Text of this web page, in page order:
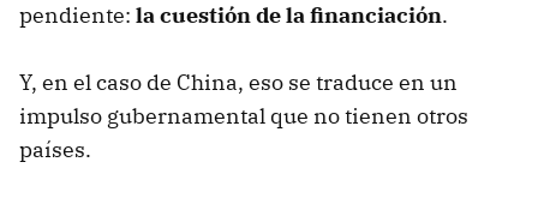
pendiente: la cuestión de la financiación.
Y, en el caso de China, eso se traduce en un
impulso gubernamental que no tienen otros
países.